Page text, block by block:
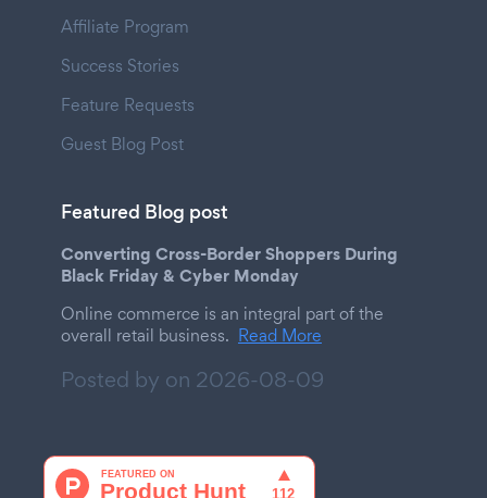
Affiliate Program
Success Stories
Feature Requests
Guest Blog Post
Featured Blog post
Converting Cross-Border Shoppers During
Black Friday & Cyber Monday
Online commerce is an integral part of the
overall retail business. Read More
Posted by on 2026-08-09